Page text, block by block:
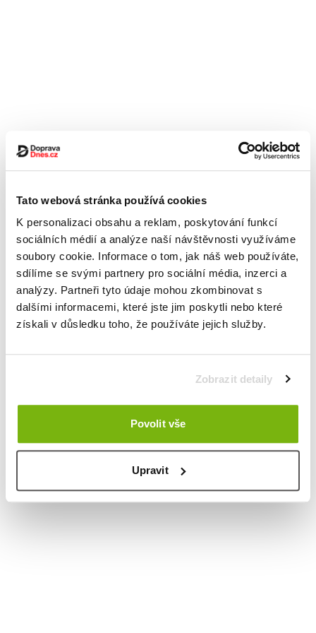
Tato webová stránka používá cookies
K personalizaci obsahu a reklam, poskytování funkcí
sociálních médií a analýze naší návštěvnosti využíváme
soubory cookie. Informace o tom, jak náš web používáte,
sdílíme se svými partnery pro sociální média, inzerci a
analýzy. Partneři tyto údaje mohou zkombinovat s
dalšími informacemi, které jste jim poskytli nebo které
získali v důsledku toho, že používáte jejich služby.
Zobrazit detaily
Povolit vše
Upravit